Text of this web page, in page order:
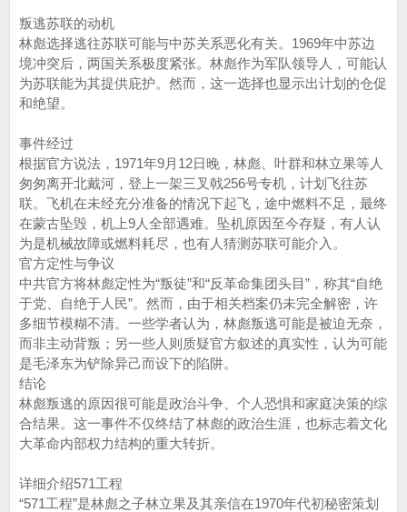
叛逃苏联的动机
林彪选择逃往苏联可能与中苏关系恶化有关。1969年中苏边
境冲突后，两国关系极度紧张。林彪作为军队领导人，可能认
为苏联能为其提供庇护。然而，这一选择也显示出计划的仓促
和绝望。
事件经过
根据官方说法，1971年9月12日晚，林彪、叶群和林立果等人
匆匆离开北戴河，登上一架三叉戟256号专机，计划飞往苏
联。飞机在未经充分准备的情况下起飞，途中燃料不足，最终
在蒙古坠毁，机上9人全部遇难。坠机原因至今存疑，有人认
为是机械故障或燃料耗尽，也有人猜测苏联可能介入。
官方定性与争议
中共官方将林彪定性为“叛徒”和“反革命集团头目”，称其“自绝
于党、自绝于人民”。然而，由于相关档案仍未完全解密，许
多细节模糊不清。一些学者认为，林彪叛逃可能是被迫无奈，
而非主动背叛；另一些人则质疑官方叙述的真实性，认为可能
是毛泽东为铲除异己而设下的陷阱。
结论
林彪叛逃的原因很可能是政治斗争、个人恐惧和家庭决策的综
合结果。这一事件不仅终结了林彪的政治生涯，也标志着文化
大革命内部权力结构的重大转折。
详细介绍571工程
“571工程”是林彪之子林立果及其亲信在1970年代初秘密策划